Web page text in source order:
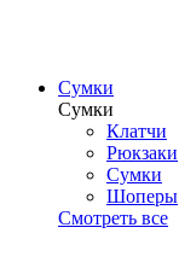
Сумки
Сумки
Клатчи
Рюкзаки
Сумки
Шоперы
Смотреть все